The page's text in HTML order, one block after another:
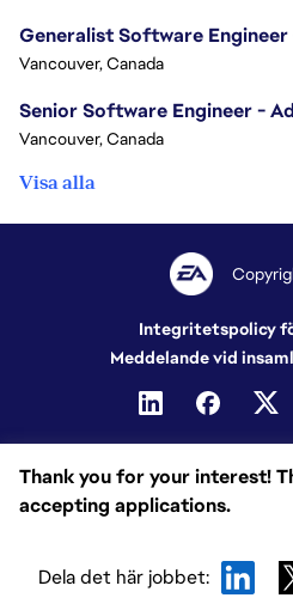
Thank you for your interest!
accepting applications.
Dela det här jobbet:
Generalist Software Engineer
Vancouver, Canada
Vancouver, Canada
Visa alla
Integritetspolicy
Meddelande vid